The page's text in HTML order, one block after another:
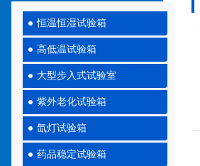
恒温恒湿试验箱
高低温试验箱
大型步入式试验室
紫外老化试验箱
氙灯试验箱
药品稳定试验箱